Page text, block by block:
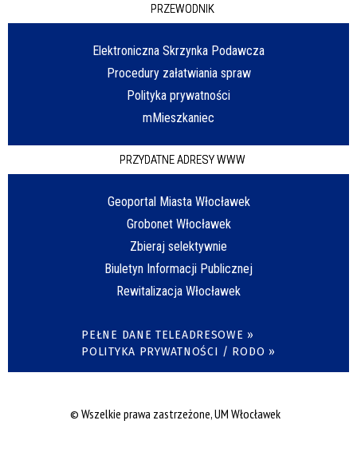
PRZEWODNIK
Elektroniczna Skrzynka Podawcza
Procedury załatwiania spraw
Polityka prywatności
mMieszkaniec
PRZYDATNE ADRESY WWW
Geoportal Miasta Włocławek
Grobonet Włocławek
Zbieraj selektywnie
Biuletyn Informacji Publicznej
Rewitalizacja Włocławek
PEŁNE DANE TELEADRESOWE »
POLITYKA PRYWATNOŚCI / RODO »
© Wszelkie prawa zastrzeżone, UM Włocławek